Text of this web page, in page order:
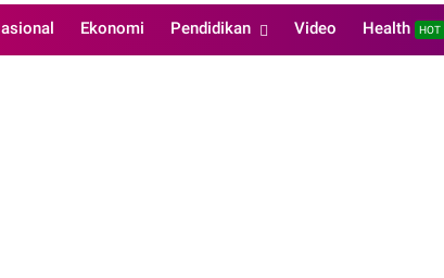
Ekonomi Pendidikan Video Health HOT